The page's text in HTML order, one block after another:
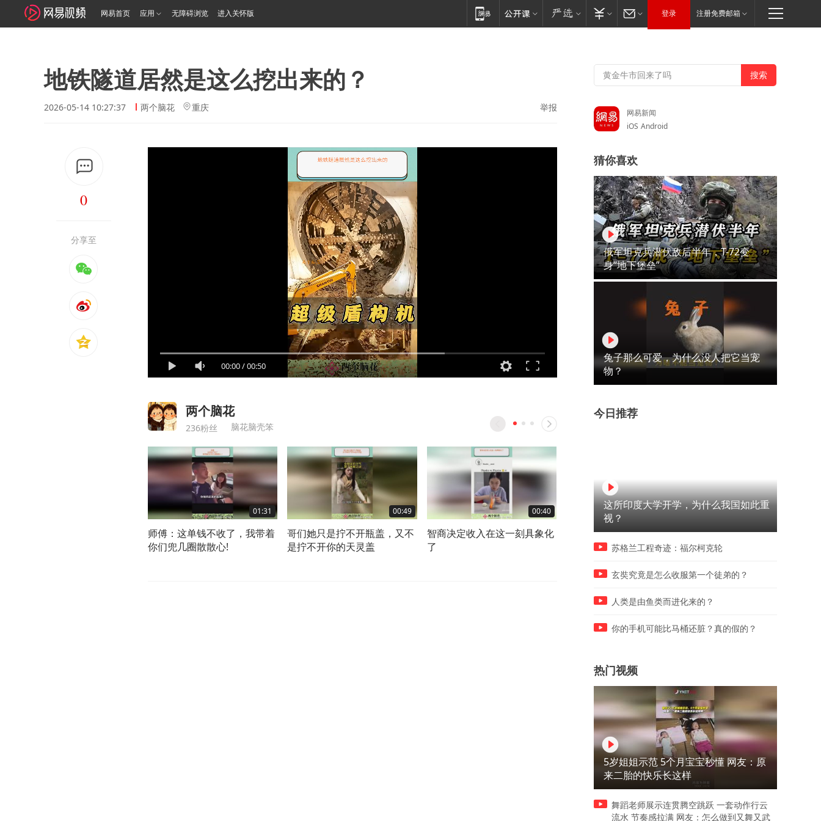
网易首页 应用 无障碍浏览 进入关怀版 登录 注册免费邮箱
地铁隧道居然是这么挖出来的？
2026-05-14 10:27:37 两个脑花 重庆 举报
0
分享至
00:00/00:50
两个脑花
236粉丝 脑花脑壳笨
01:31
师傅：这单钱不收了，我带着
你们兜几圈散散心!
00:49
哥们她只是拧不开瓶盖，又不
是拧不开你的天灵盖
00:40
智商决定收入在这一刻具象化
了
02:49
这舅舅绝对是体面人，怪不得
他有钱能用上三折叠
李宝库直播晒出杨斌的所作
为，原来还有更大的瓜……
网易新闻
iOS Android
猜你喜欢
俄军坦克兵潜伏敌后半年，T-72变
身“地下堡垒”
兔子那么可爱，为什么没人把它当宠
物？
今日推荐
这所印度大学开学，为什么我国如此重
视？
苏格兰工程奇迹：福尔柯克轮
玄奘究竟是怎么收服第一个徒弟的？
人类是由鱼类而进化来的？
你的手机可能比马桶还脏？真的假的？
热门视频
5岁姐姐示范 5个月宝宝秒懂 网友：原
来二胎的快乐长这样
舞蹈老师展示连贯腾空跳跃 一套动作行云
流水 节奏感拉满 网友：怎么做到又舞又武